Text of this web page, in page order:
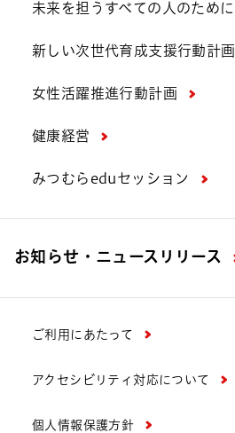
未来を担うすべての人のために
新しい次世代育成支援行動計画
女性活躍推進行動計画
健康経営
みつむらeduセッション
お知らせ・ニュースリリース
ご利用にあたって
アクセシビリティ対応について
個人情報保護方針